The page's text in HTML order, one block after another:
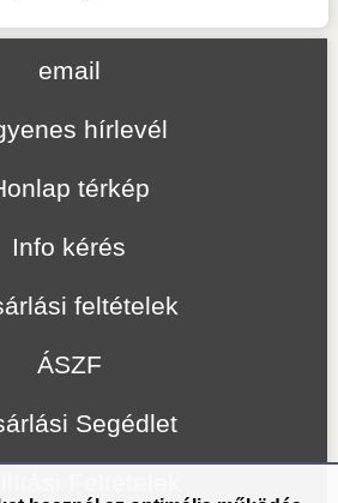
email
hírlevél
térkép
Info kérés
feltételek
ÁSZF
Segédlet